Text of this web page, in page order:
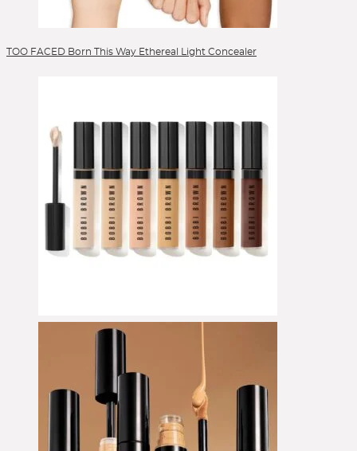
Powder Blush
Reinigung
Reinigungsöl
Singles & Pigments
Sponges
Stick Foundation
Treatment
Alle Kategorien
TOO FACED Born This Way Ethereal Light Concealer